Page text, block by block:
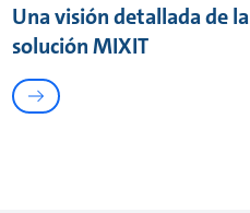
Una visión detallada de la
solución MIXIT